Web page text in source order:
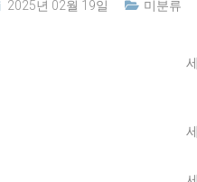
2025년 02월 19일 미분류